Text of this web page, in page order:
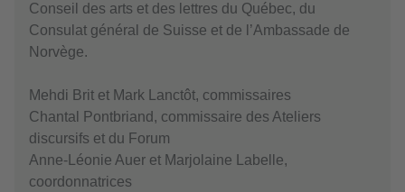
Conseil des arts et des lettres du Québec, du
Consulat général de Suisse et de l’Ambassade de
Norvège.
Mehdi Brit et Mark Lanctôt, commissaires
Chantal Pontbriand, commissaire des Ateliers
discursifs et du Forum
Anne-Léonie Auer et Marjolaine Labelle,
coordonnatrices